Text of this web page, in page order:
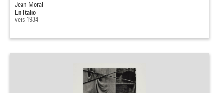
Jean Moral
En Italie
vers 1934